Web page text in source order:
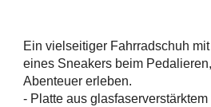
Ein vielseitiger Fahrradschuh
eines Sneakers beim
Abenteuer erleben.
- Platte aus